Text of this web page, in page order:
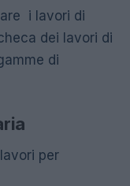
i lavori di
dei lavori di
di
per